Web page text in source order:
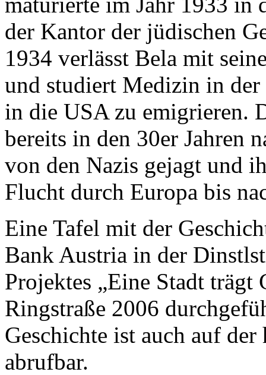
der Kantor der jüdischen
1934 verlässt Bela mit
und studiert Medizin in der
in die USA zu emigrieren.
bereits in den 30er Jahren
von den Nazis gejagt und
Flucht durch Europa bis
Eine Tafel mit der
Bank Austria in der
Projektes „Eine Stadt trägt
Ringstraße 2006
Geschichte ist auch auf
abrufbar.